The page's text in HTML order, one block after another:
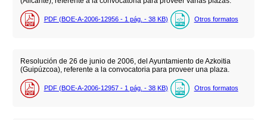
PDF (BOE-A-2006-12956 - 1 pág. - 38 KB) Otros formatos
Resolución de 26 de junio de 2006, del Ayuntamiento de Azkoitia
(Guipúzcoa), referente a la convocatoria para proveer una plaza.
PDF (BOE-A-2006-12957 - 1 pág. - 38 KB) Otros formatos